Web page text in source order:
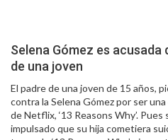
Selena Gómez es
de una joven
El padre de una joven de 15 años,
contra la Selena Gómez por ser
de Netflix, ‘13 Reasons Why’.
impulsado que su hija cometiera